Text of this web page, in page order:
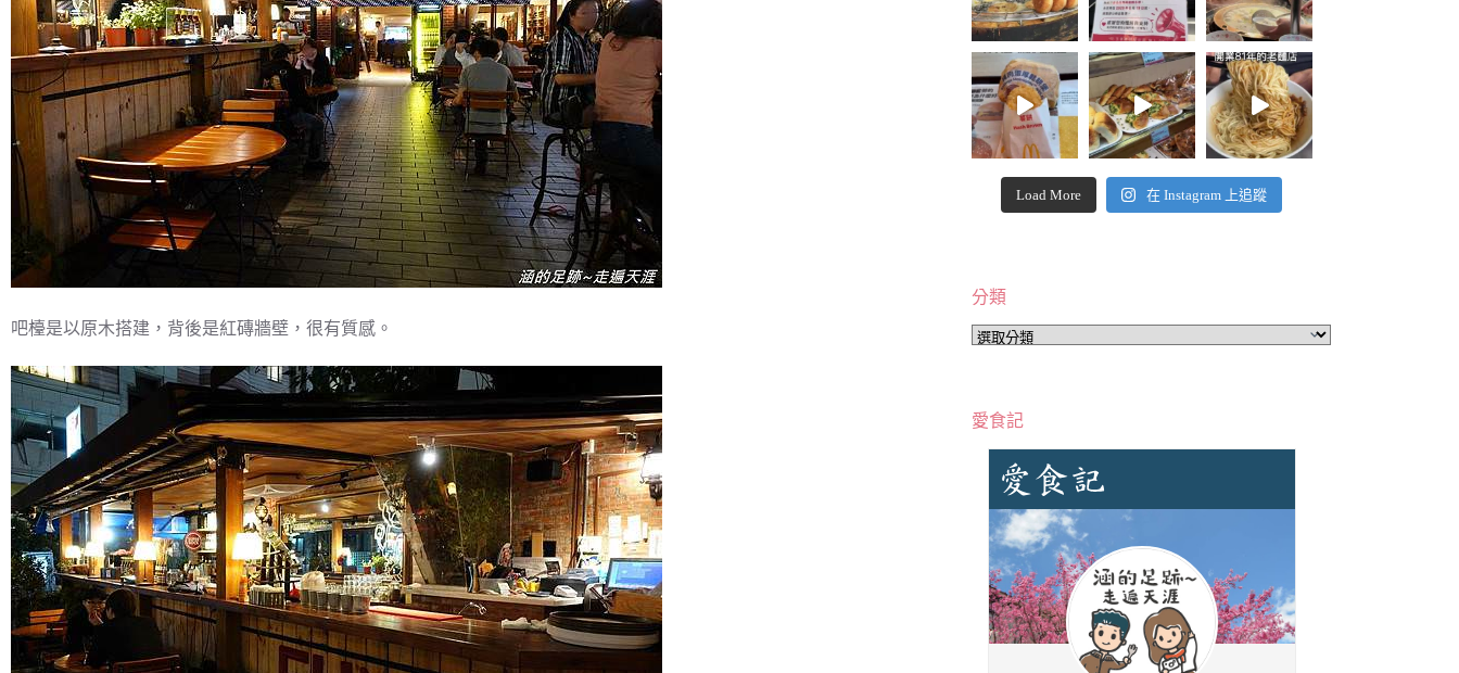
吧檯是以原木搭建，背後是紅磚牆壁，很有質感。
Load More 在 Instagram 上追蹤
分類
分
愛食記